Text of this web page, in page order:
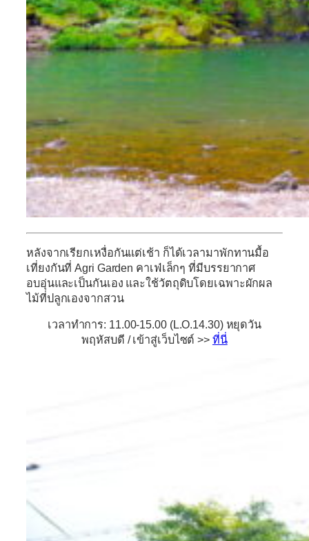
หลังจากเรียกเหงื่อกันแต่เช้า ก็ได้เวลามาพักทานมื้อ
เที่ยงกันที่Agri Garden คาเฟ่เล็กๆ ที่มีบรรยากาศ
อบอุ่นและเป็นกันเอง และใช้วัตถุดิบโดยเฉพาะผักผล
ไม้ที่ปลูกเองจากสวน
เวลาทำการ: 11.00-15.00 (L.O.14.30) หยุดวัน
พฤหัสบดี / เข้าสู่เว็บไซต์ >> ที่นี่